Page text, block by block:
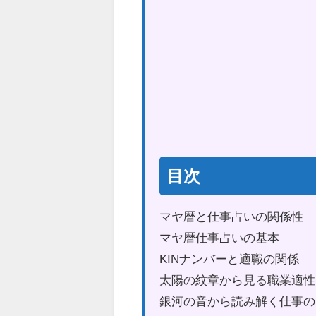
目次
マヤ暦と仕事占いの関係性
マヤ暦仕事占いの基本
KINナンバーと適職の関係
太陽の紋章から見る職業適性
銀河の音から読み解く仕事